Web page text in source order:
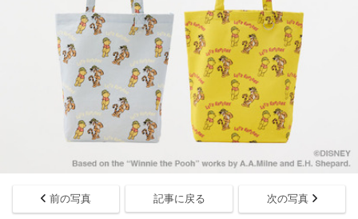
前の写真 記事に戻る 次の写真